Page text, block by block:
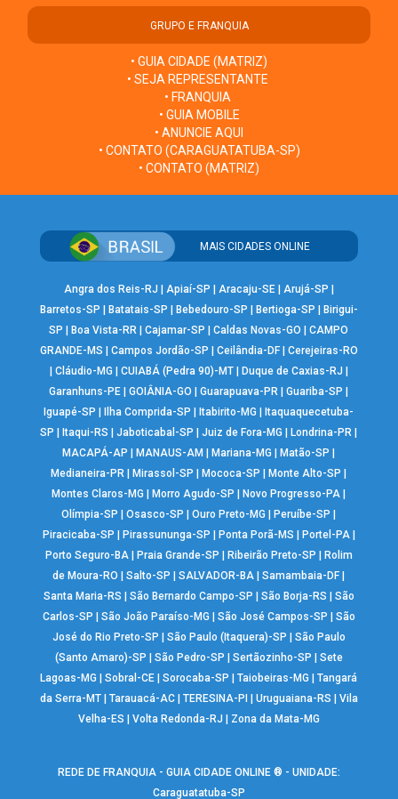
GRUPO E FRANQUIA
• GUIA CIDADE (MATRIZ)
• SEJA REPRESENTANTE
• FRANQUIA
• GUIA MOBILE
• ANUNCIE AQUI
• CONTATO (CARAGUATATUBA-SP)
• CONTATO (MATRIZ)
MAIS CIDADES ONLINE
Angra dos Reis-RJ | Apiaí-SP | Aracaju-SE| Arujá-SP |
Barretos-SP | Batatais-SP | Bebedouro-SP | Bertioga-SP | Birigui-
SP |Boa Vista-RR |Cajamar-SP |Caldas Novas-GO |CAMPO
GRANDE-MS | Campos Jordão-SP | Ceilândia-DF| Cerejeiras-RO
| Cláudio-MG | CUIABÁ (Pedra 90)-MT| Duque de Caxias-RJ |
Garanhuns-PE |GOIÂNIA-GO |Guarapuava-PR |Guariba-SP |
Iguapé-SP |Ilha Comprida-SP |Itabirito-MG |Itaquaquecetuba-
SP |Itaqui-RS |Jaboticabal-SP |Juiz de Fora-MG |Londrina-PR |
MACAPÁ-AP |MANAUS-AM |Mariana-MG |Matão-SP |
Medianeira-PR |Mirassol-SP |Mococa-SP |Monte Alto-SP |
Montes Claros-MG |Morro Agudo-SP |Novo Progresso-PA |
Olímpia-SP |Osasco-SP |Ouro Preto-MG |Peruíbe-SP |
Piracicaba-SP | Pirassununga-SP | Ponta Porã-MS | Portel-PA|
Porto Seguro-BA| Praia Grande-SP | Ribeirão Preto-SP | Rolim
de Moura-RO |Salto-SP |SALVADOR-BA |Samambaia-DF |
Santa Maria-RS | São Bernardo Campo-SP | São Borja-RS | São
Carlos-SP | São João Paraíso-MG | São José Campos-SP | São
José do Rio Preto-SP | São Paulo (Itaquera)-SP | São Paulo
(Santo Amaro)-SP | São Pedro-SP | Sertãozinho-SP | Sete
Lagoas-MG |Sobral-CE |Sorocaba-SP |Taiobeiras-MG |Tangará
da Serra-MT| Tarauacá-AC| TERESINA-PI | Uruguaiana-RS | Vila
Velha-ES | Volta Redonda-RJ | Zona da Mata-MG
REDE DE FRANQUIA - GUIA CIDADE ONLINE ® - UNIDADE:
Caraguatatuba-SP